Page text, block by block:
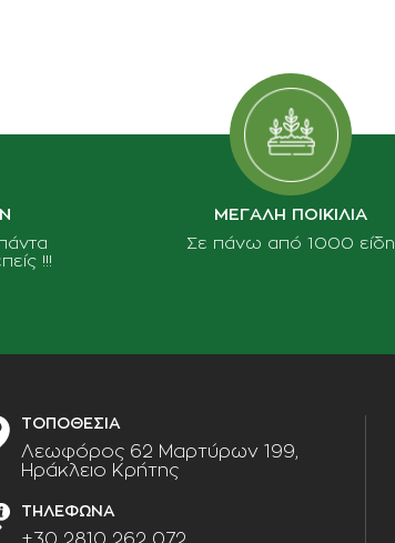
!!!
ΜΕΓΑΛΗ ΠΟΙΚΙΛΙΑ
Σε πάνω από 1000 είδη
ΤΟΠΟΘΕΣΙΑ
Λεωφόρος 62 Μαρτύρων 199,
Ηράκλειο Κρήτης
ΤΗΛΕΦΩΝΑ